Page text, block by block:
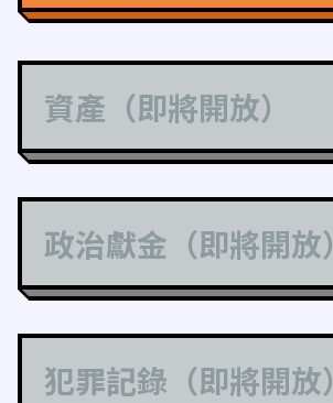
資產（即將開放）
政治獻金（即將開放）
犯罪記錄（即將開放）